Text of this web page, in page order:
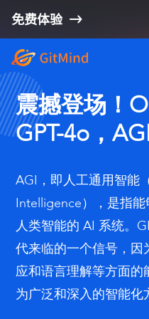
免费体验
震撼登场！
GPT-4o，
AGI，即人工通用智能
Intelligence），是指
人类智能的 AI 系统。
代来临的一个信号，因
应和语言理解等方面的
为广泛和深入的智能化